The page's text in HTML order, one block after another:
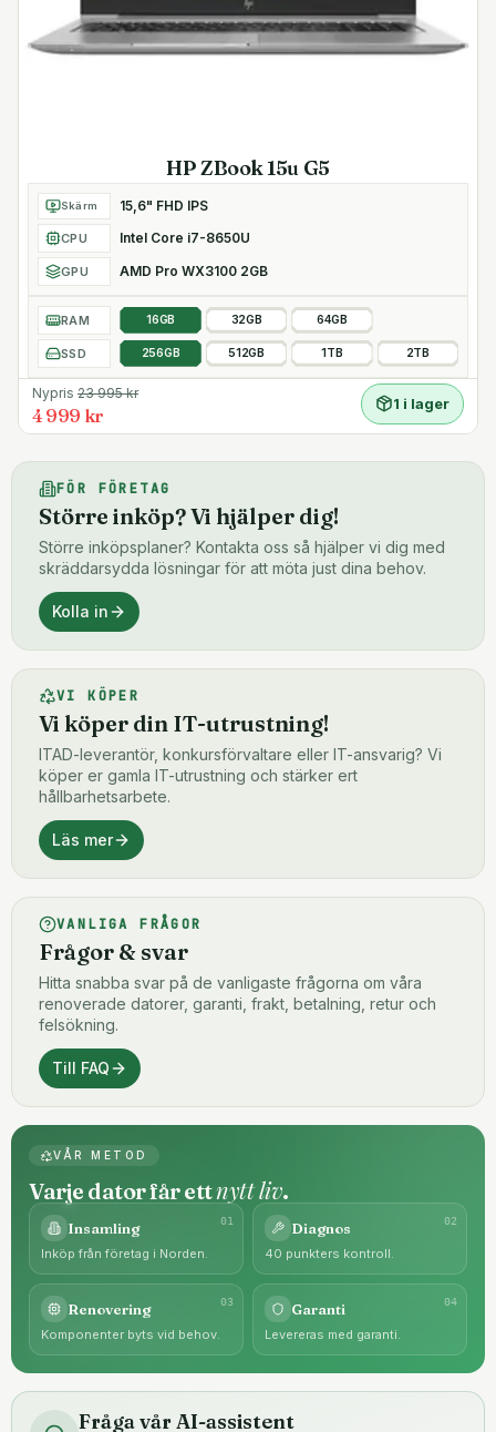
HP ZBook 15u G5
Skärm 15,6" FHD IPS
CPU Intel Core i7-8650U
GPU AMD Pro WX3100 2GB
RAM 16GB 32GB 64GB
SSD 256GB 512GB 1TB 2TB
Nypris 23 995kr
4 999 kr
1 i lager
FÖR FÖRETAG
Större inköp? Vi hjälper dig!
Större inköpsplaner? Kontakta oss så hjälper vi dig med
skräddarsydda lösningar för att möta just dina behov.
Kolla in
VI KÖPER
Vi köper din IT-utrustning!
ITAD-leverantör, konkursförvaltare eller IT-ansvarig? Vi
köper er gamla IT-utrustning och stärker ert
hållbarhetsarbete.
Läs mer
VANLIGA FRÅGOR
Frågor & svar
Hitta snabba svar på de vanligaste frågorna om våra
renoverade datorer, garanti, frakt, betalning, retur och
felsökning.
Till FAQ
VÅR METOD
Varje dator får ettnytt liv.
01
Insamling
Inköp från företag i Norden.
02
Diagnos
40 punkters kontroll.
03
Renovering
Komponenter byts vid behov.
04
Garanti
Levereras med garanti.
Fråga vår AI-assistent